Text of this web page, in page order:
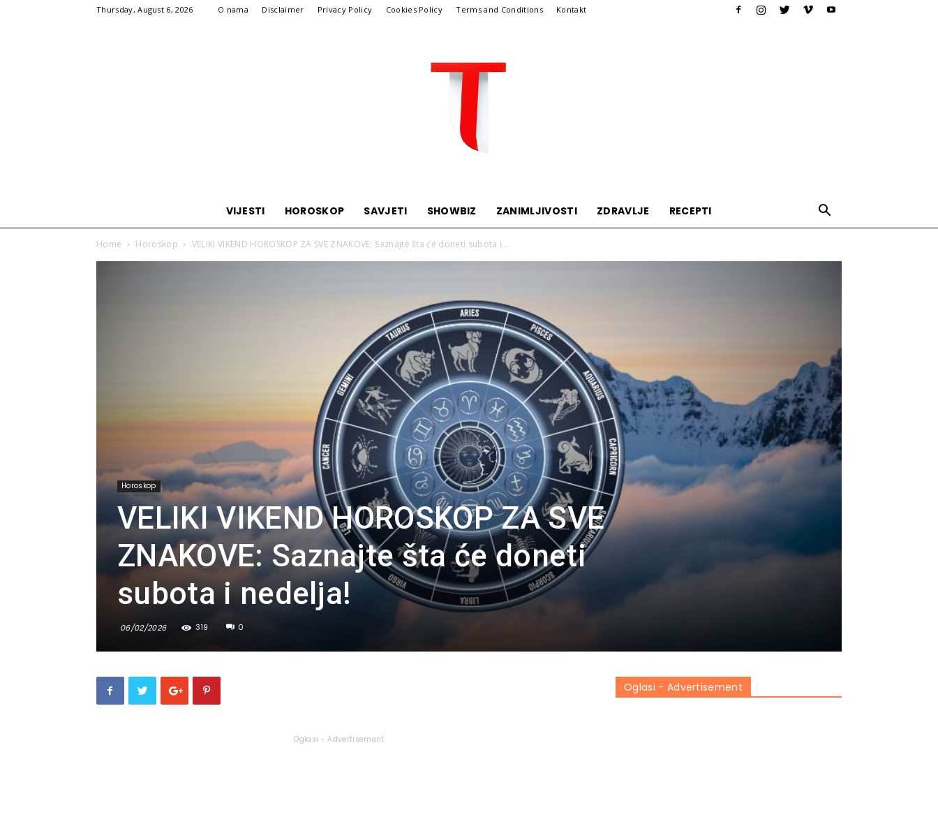
Thursday, August 6, 2026 O nama Disclaimer Privacy Policy Cookies Policy Terms and Conditions Kontakt
Telegraf
Portal
VIJESTI HOROSKOP SAVJETI SHOWBIZ ZANIMLJIVOSTI ZDRAVLJE RECEPTI
Home Horoskop VELIKI VIKEND HOROSKOP ZA SVE ZNAKOVE: Saznajte šta će doneti subota i...
Horoskop
VELIKI VIKEND HOROSKOP ZA SVE
ZNAKOVE: Saznajte šta će doneti
subota i nedelja!
06/02/2026 319 0
Oglasi - Advertisement
Oglasi - Advertisement